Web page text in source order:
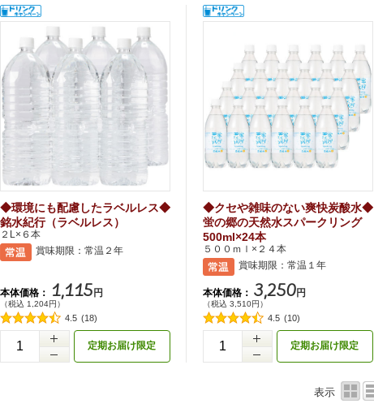
◆環境にも配慮したラベルレス◆
銘水紀行（ラベルレス）
２L×６本
賞味期限：常温２年
本体価格： 1,115 円
（税込 1,204円）
4.5 (18)
定期お届け限定
◆クセや雑味のない爽快炭酸水◆
蛍の郷の天然水スパークリング
500ml×24本
５００ｍｌ×２４本
賞味期限：常温１年
本体価格： 3,250円
（税込 3,510円）
4.5 (10)
定期お届け限定
表示